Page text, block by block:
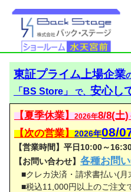
東証プライム上場企業
「BS Store」 で、 安心し
【夏季休業】2026年8/8(土
【次の営業】2026年08/
【営業時間】平日10:00～
【お問い合わせ】 各種お問
■クレカ決済・請求書払い(
■税込11,000円以上のご注文